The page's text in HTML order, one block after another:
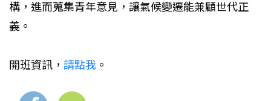
構，進而蒐集青年意見，讓氣候變遷能兼顧世代正
義。
開班資訊， 請點我 。